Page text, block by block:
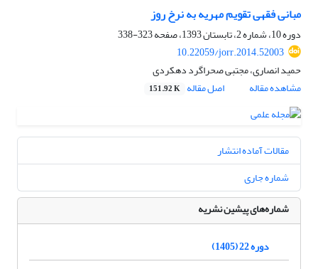
مبانی فقهی تقویم مهریه به نرخ روز
دوره 10، شماره 2، تابستان 1393، صفحه
323-338
10.22059/jorr.2014.52003
حمید انصاری، مجتبی صحراگرد دهکردی
مشاهده مقاله
اصل مقاله 151.92 K
مقالات آماده انتشار
شماره جاری
شماره‌های پیشین نشریه
دوره 22 (1405)